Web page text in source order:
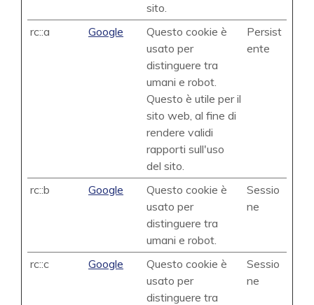
sito.
rc::a
Google
Questo cookie è
usato per
distinguere tra
umani e robot.
Questo è utile per il
sito web, al fine di
rendere validi
rapporti sull'uso
del sito.
Persist
ente
rc::b Google
Questo cookie è
usato per
distinguere tra
umani e robot.
Sessio
ne
rc::c Google
Questo cookie è
usato per
distinguere tra
Sessio
ne